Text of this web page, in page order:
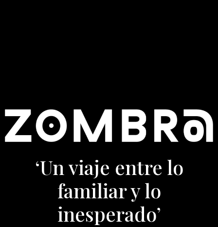
‘Un viaje entre lo
familiar y lo
inesperado’